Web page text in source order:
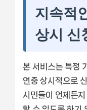
지속적
상시 신
본 서비스는 특정
연중 상시적으로
시민들이 언제든